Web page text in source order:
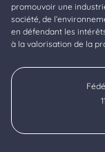
promouvoir une
société, de
en défendant les
à la valorisation de la